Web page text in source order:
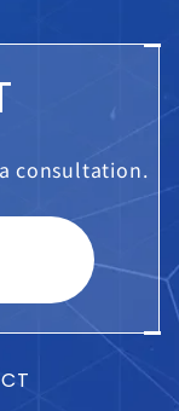
consultation.